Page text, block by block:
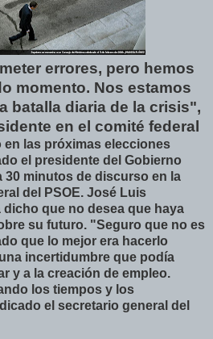
errores, pero hemos
momento. Nos estamos
batalla diaria de la crisis",
en el comité federal
en las próximas elecciones
el presidente del Gobierno
30 minutos de discurso en la
del PSOE. José Luis
dicho que no desea que haya
su futuro. "Seguro que no es
que lo mejor era hacerlo
incertidumbre que podía
y a la creación de empleo.
los tiempos y los
el secretario general del